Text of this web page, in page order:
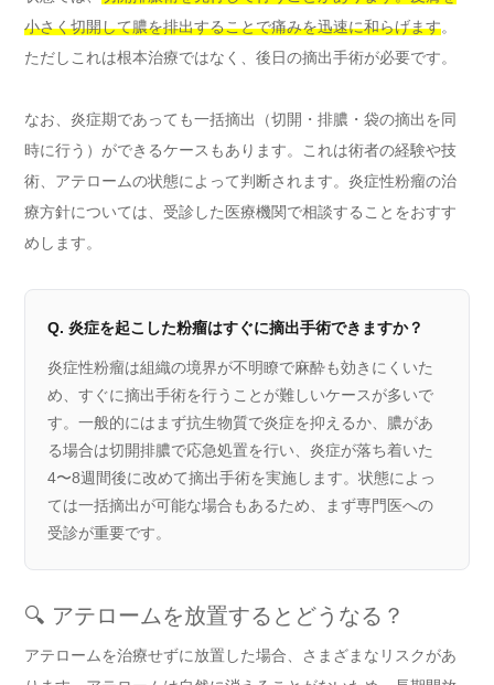
小さく切開して膿を排出することで痛みを迅速に和らげます。
ただしこれは根本治療ではなく、後日の摘出手術が必要です。
なお、炎症期であっても一括摘出（切開・排膿・袋の摘出を同
時に行う）ができるケースもあります。これは術者の経験や技
術、アテロームの状態によって判断されます。炎症性粉瘤の治
療方針については、受診した医療機関で相談することをおすす
めします。
Q. 炎症を起こした粉瘤はすぐに摘出手術できますか？
炎症性粉瘤は組織の境界が不明瞭で麻酔も効きにくいた
め、すぐに摘出手術を行うことが難しいケースが多いで
す。一般的にはまず抗生物質で炎症を抑えるか、膿があ
る場合は切開排膿で応急処置を行い、炎症が落ち着いた
4〜8週間後に改めて摘出手術を実施します。状態によっ
ては一括摘出が可能な場合もあるため、まず専門医への
受診が重要です。
🔍 アテロームを放置するとどうなる？
アテロームを治療せずに放置した場合、さまざまなリスクがあ